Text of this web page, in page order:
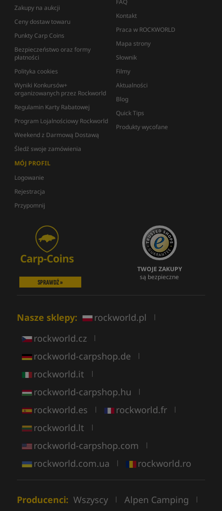
Zakupy na aukcji
Ceny dostaw towaru
Punkty Carp Coins
Bezpieczeństwo oraz formy
płatności
Polityka cookies
Wyniki Konkursów+
organizowanych przez Rockworld
Regulamin Karty Rabatowej
Program Lojalnościowy Rockworld
Weekend z Darmową Dostawą
Śledź swoje zamówienia
FAQ
Kontakt
Praca w ROCKWORLD
Mapa strony
Słownik
Filmy
Aktualności
Blog
Quick Tips
Produkty wycofane
MÓJ PROFIL
Logowanie
Rejestracja
Przypomnij
SPRAWDŹ »
TWOJE ZAKUPY
są bezpieczne
Nasze sklepy: rockworld.pl |
rockworld.cz |
rockworld-carpshop.de |
rockworld.it |
rockworld-carpshop.hu |
rockworld.es | rockworld.fr |
rockworld.lt |
rockworld-carpshop.com |
rockworld.com.ua | rockworld.ro
Producenci: Wszyscy | Alpen Camping |